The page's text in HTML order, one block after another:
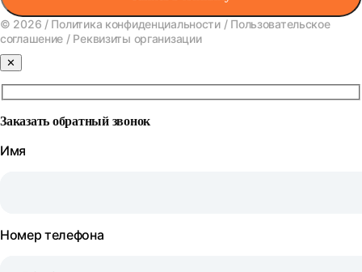
© 2026 / Политика конфиденциальности/ Пользовательское
соглашение / Реквизиты организации
✕
Заказать обратный звонок
Имя
Номер телефона